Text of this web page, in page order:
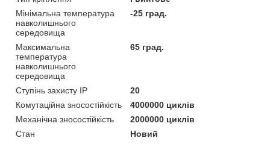
Мінімальна температура
навколишнього
середовища
-25 град.
Максимальна
температура
навколишнього
середовища
65 град.
Ступінь захисту IP
20
Комутаційна зносостійкість
4000000 циклів
Механічна зносостійкість
2000000 циклів
Стан
Новий